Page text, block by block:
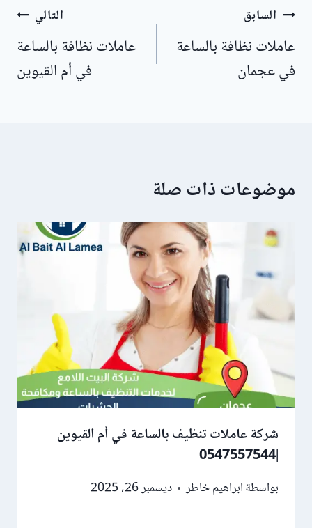
تصفّح
المقالات
السابق
عاملات نظافة بالساعة
في عجمان
التالي
عاملات نظافة بالساعة
في أم القيوين
موضوعات ذات صلة
شركة عاملات تنظيف بالساعة في أم القيوين
|0547557544
بواسطةابراهيم خاطر ديسمبر 26, 2025